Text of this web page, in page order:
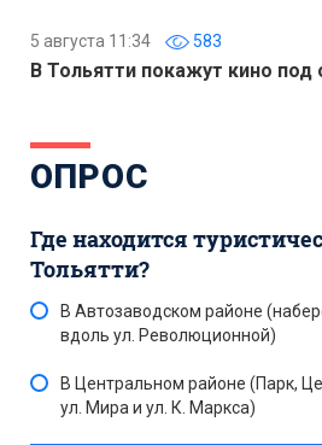
5 августа 11:34 583
В Тольятти покажут кино
ОПРОС
Где находится
Тольятти?
В Автозаводском районе
вдоль ул. Революционной)
В Центральном районе (Парк,
ул. Мира и ул. К. Маркса)